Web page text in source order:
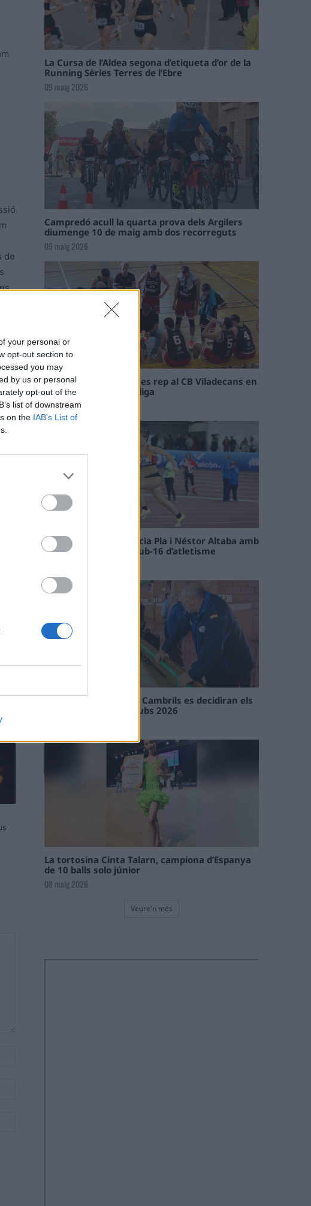
your personal or
opt-out section to
you may
by us or personal
opt-out of the
list of downstream
on the IAB’s List of
de
La Cursa de l’Aldea segona d’etiqueta d’or de la
Running Sèries Terres de l’Ebre
09 maig 2026
Campredó acull la quarta prova dels Argilers
diumenge 10 de maig amb dos recorreguts
09 maig 2026
El Cantaires amb baixes rep al CB Viladecans en
el tram decisiu de la lliga
09 maig 2026
Paula Sintorres, Patrícia Pla i Néstor Altaba amb
la selecció catalana sub-16 d’atletisme
En les tirades de Flix i Cambrils es decidiran els
campions de l’Interclubs 2026
La tortosina Cinta Talarn, campiona d’Espanya
de 10 balls solo júnior
08 maig 2026
Veure'n més